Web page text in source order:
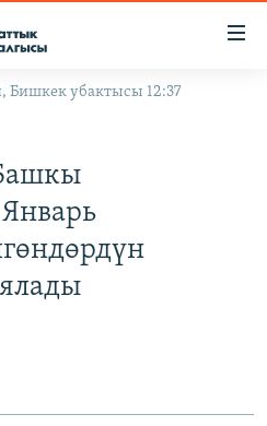
Бишкек убактысы 12:37